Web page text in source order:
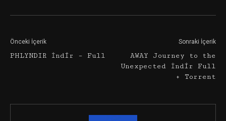
Önceki İçerik
PHLYNDIR İndir – Full
Sonraki İçerik
AWAY Journey to the
Unexpected İndir Full
+ Torrent